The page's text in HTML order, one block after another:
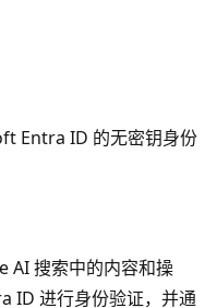
Entra ID 的无密钥身份
AI 搜索中的内容和操
ID 进行身份验证，并通